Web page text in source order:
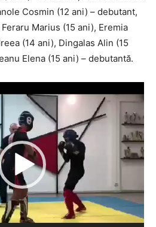
Cosmin (12 ani) – debutant,
Marius (15 ani), Eremia
(14 ani), Dingalas Alin (15
Elena (15 ani) – debutantă.